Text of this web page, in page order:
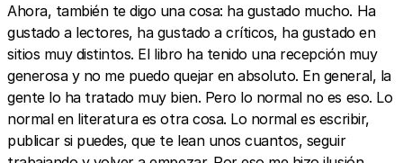
Ahora, también te digo una cosa: ha gustado mucho. Ha
gustado a lectores, ha gustado a críticos, ha gustado en
sitios muy distintos. El libro ha tenido una recepción muy
generosa y no me puedo quejar en absoluto. En general, la
gente lo ha tratado muy bien. Pero lo normal no es eso. Lo
normal en literatura es otra cosa. Lo normal es escribir,
publicar si puedes, que te lean unos cuantos, seguir